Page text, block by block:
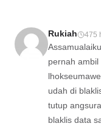
Rukiah 475
pernah
udah di
tutup
blaklis data